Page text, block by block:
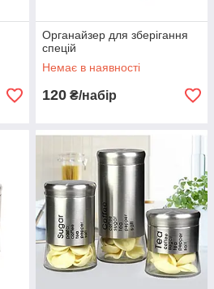
Органайзер для зберігання
спецій
Немає в наявності
120 ₴/набір